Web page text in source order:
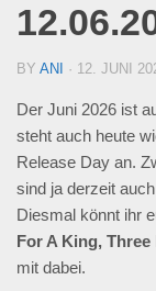
BY ANI · 12. JUNI
Der Juni 2026 ist
steht auch heute
Release Day an.
sind ja derzeit
Diesmal könnt ihr
For A King, Three
mit dabei.